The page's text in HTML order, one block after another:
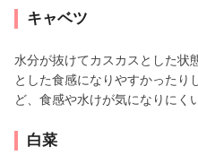
キャベツ
水分が抜けてカスカスとした状
とした食感になりやすかったり
ど、食感や水けが気になりにく
白菜